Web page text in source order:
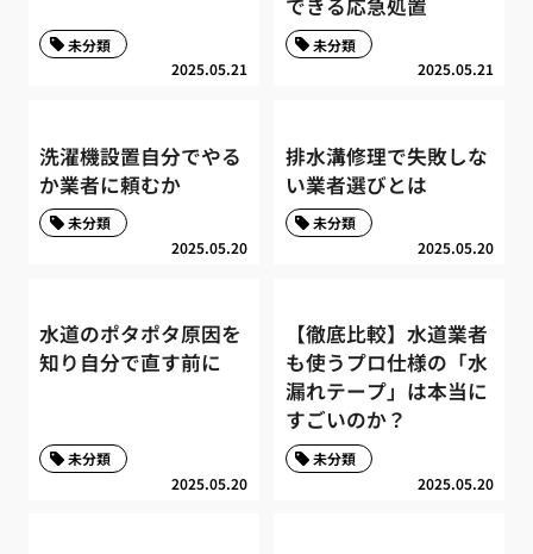
2025.05.21
未分類
できる応急処置
2025.05.21
未分類
洗濯機設置自分でやる
か業者に頼むか
2025.05.20
未分類
排水溝修理で失敗しな
い業者選びとは
2025.05.20
未分類
水道のポタポタ原因を
知り自分で直す前に
2025.05.20
未分類
【徹底比較】水道業者
も使うプロ仕様の「水
漏れテープ」は本当に
すごいのか？
2025.05.20
未分類